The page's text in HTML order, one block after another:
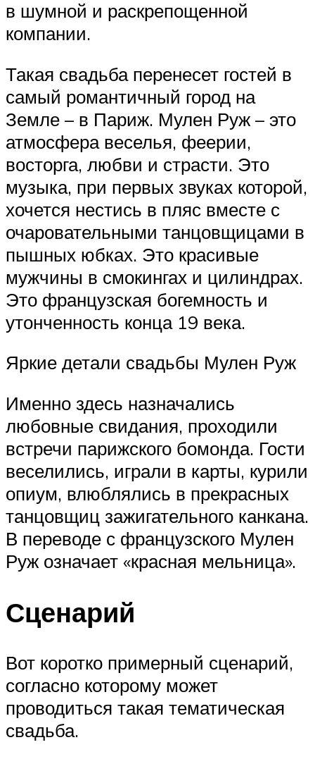
в шумной и раскрепощенной
компании.
Такая свадьба перенесет гостей в
самый романтичный город на
Земле – в Париж. Мулен Руж – это
атмосфера веселья, феерии,
восторга, любви и страсти. Это
музыка, при первых звуках которой,
хочется нестись в пляс вместе с
очаровательными танцовщицами в
пышных юбках. Это красивые
мужчины в смокингах и цилиндрах.
Это французская богемность и
утонченность конца 19 века.
Яркие детали свадьбы Мулен Руж
Именно здесь назначались
любовные свидания, проходили
встречи парижского бомонда. Гости
веселились, играли в карты, курили
опиум, влюблялись в прекрасных
танцовщиц зажигательного канкана.
В переводе с французского Мулен
Руж означает «красная мельница».
Сценарий
Вот коротко примерный сценарий,
согласно которому может
проводиться такая тематическая
свадьба.